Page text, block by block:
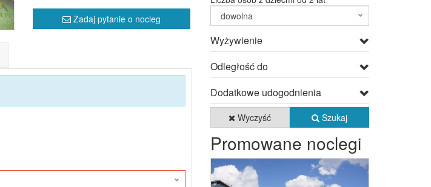
Zadaj pytanie o nocleg
dowolna
Wyżywienie
Odległość do
Dodatkowe udogodnienia
Wyczyść Szukaj
Promowane noclegi
Previous Next